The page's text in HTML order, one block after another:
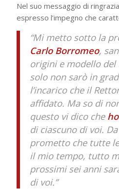
Nel suo messaggio di
espresso l’impegno che
“Mi metto sotto la
Carlo Borromeo,
origini e modello del
solo non sarò in
l’incarico che il
affidato. Ma so di
questo vi dico che
di ciascuno di voi.
prometto che tutte
il mio tempo, tutto
prossimi sei anni
di voi.”